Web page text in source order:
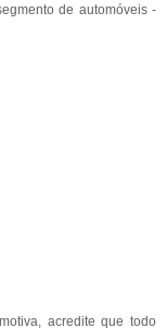
de automóveis -
acredite que todo